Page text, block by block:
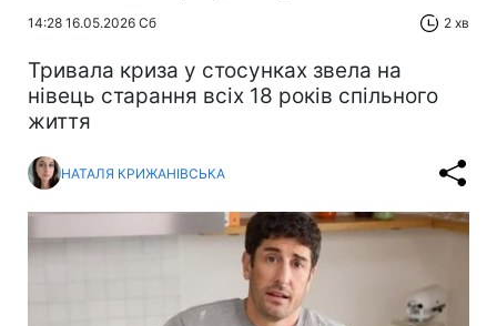
14:28 16.05.2026 Сб 2 хв
Тривала криза у стосунках звела на
нівець старання всіх 18 років спільного
життя
НАТАЛЯ КРИЖАНІВСЬКА